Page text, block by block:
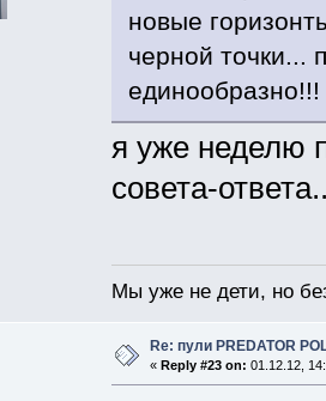
новые
черной точки...
единообразно!!!
я уже неделю
совета-
Мы уже не дети, но
Re: пули PREDATOR
« Reply #23 on: 01.12.12,